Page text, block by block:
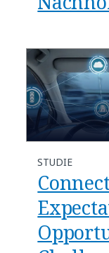
STUDIE